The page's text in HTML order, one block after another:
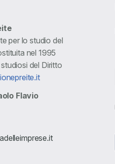
per lo studio del
nel 1995
del Diritto
Flavio